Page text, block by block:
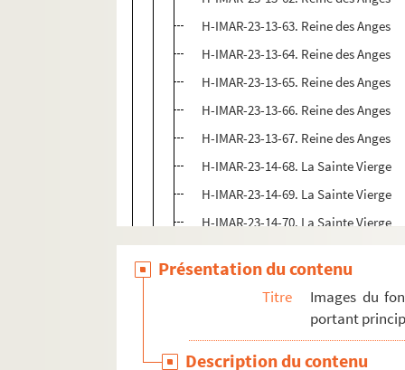
H-IMAR-23-13-63. Reine des Anges
H-IMAR-23-13-64. Reine des Anges
H-IMAR-23-13-65. Reine des Anges
H-IMAR-23-13-66. Reine des Anges
H-IMAR-23-13-67. Reine des Anges
H-IMAR-23-14-68. La Sainte Vierge
H-IMAR-23-14-69. La Sainte Vierge
H-IMAR-23-14-70. La Sainte Vierge
H-IMAR-23-14-71. La Sainte Vierge
H-IMAR-23-14-72. La Sainte Vierge
H-IMAR-23-14-73. La Sainte Vierge
H-IMAR-23-14-75. La Sainte Vierge
Présentation du contenu
Titre
Images du
portant
Description du contenu